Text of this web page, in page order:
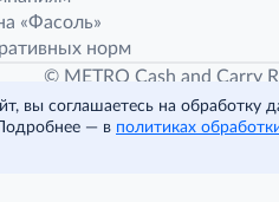
«Фасоль»
норм
© METRO Cash and Carry
Читать полностью
вы соглашаетесь на обработку
— в политиках